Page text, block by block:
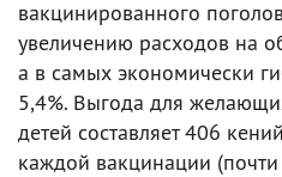
вакцинированного
увеличению расходов на
а в самых экономически
5,4%. Выгода для
детей составляет 406
каждой вакцинации